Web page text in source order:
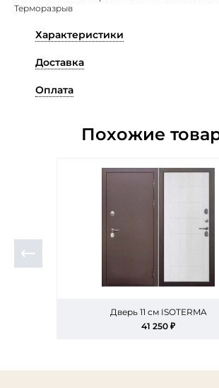
Терморазрыв
Характеристики
Доставка
Оплата
Похожие
Дверь 11 см ISOTERMA
41 250 ₽